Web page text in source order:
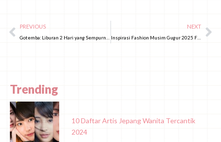
PREVIOUS
Gotemba: Liburan 2 Hari yang Sempurna dari Tokyo untuk Menikmati Pemandangan Gunung Fuji, Belanja & Kuliner Lezat
NEXT
Inspirasi Fashion Musim Gugur 2025 Favorit Perempuan Jepang!
Trending
10 Daftar Artis Jepang Wanita Tercantik
2024